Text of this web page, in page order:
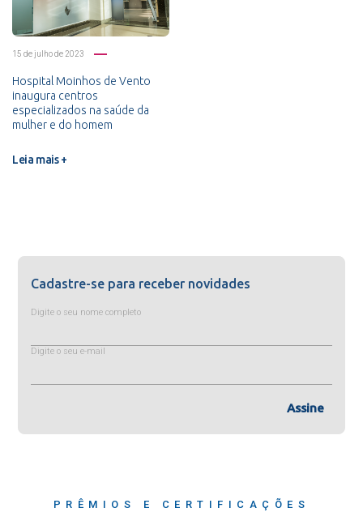
15 de julho de 2023
Hospital Moinhos de Vento
inaugura centros
especializados na saúde da
mulher e do homem
Leia mais +
Cadastre-se para receber novidades
Digite o seu nome completo
Digite o seu e-mail
Assine
PRÊMIOS E CERTIFICAÇÕES